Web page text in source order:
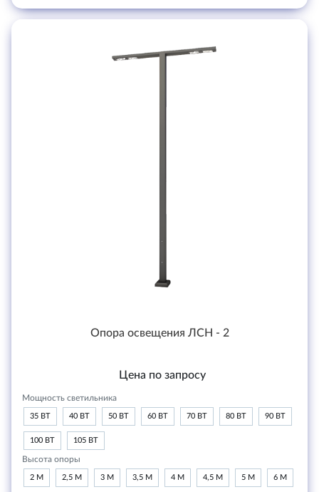
Опора освещения ЛСН - 2
Цена по запросу
Мощность светильника
35 ВТ 40 ВТ 50 ВТ 60 ВТ 70 ВТ 80 ВТ 90 ВТ
100 ВТ 105 ВТ
Высота опоры
2 М 2,5 М 3 М 3,5 М 4 М 4,5 М 5 М 6 М